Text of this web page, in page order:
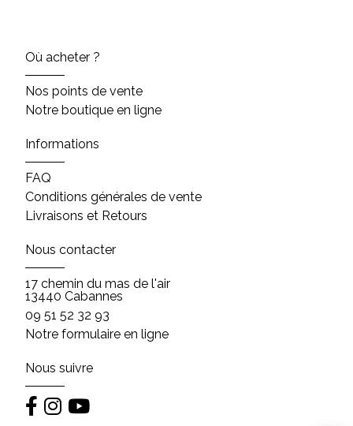
Où acheter ?
Nos points de vente
Notre boutique en ligne
Informations
FAQ
Conditions générales de vente
Livraisons et Retours
Nous contacter
17 chemin du mas de l'air
13440 Cabannes
09 51 52 32 93
Notre formulaire en ligne
Nous suivre